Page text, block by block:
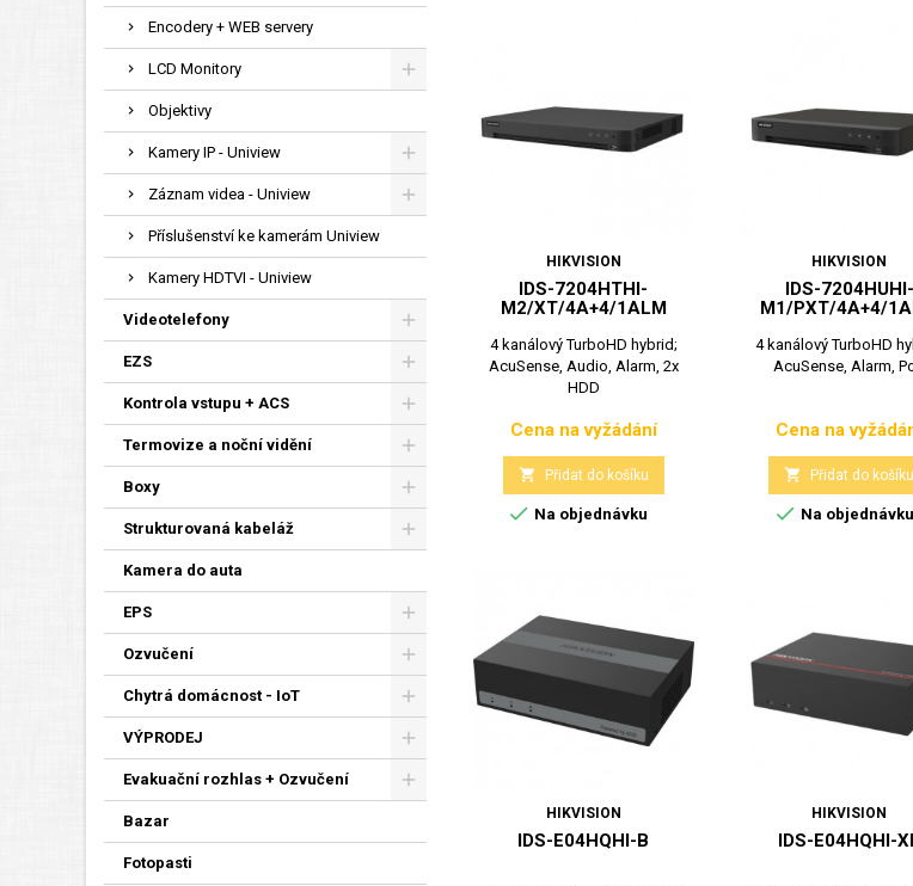
Encodery + WEB servery
LCD Monitory
Objektivy
Kamery IP - Uniview
Záznam videa - Uniview
Příslušenství ke kamerám Uniview
Kamery HDTVI - Uniview
Videotelefony
EZS
Kontrola vstupu + ACS
Termovize a noční vidění
Boxy
Strukturovaná kabeláž
Kamera do auta
EPS
Ozvučení
Chytrá domácnost - IoT
VÝPRODEJ
Evakuační rozhlas + Ozvučení
Bazar
Fotopasti
HIKVISION
IDS-7204HTHI-
M2/XT/4A+4/1ALM
4 kanálový TurboHD hybrid;
AcuSense, Audio, Alarm, 2x
HDD
Cena
Cena na vyžádání
 Přidat do košíku
 Na objednávku
HIKVISION
IDS-7204HUHI-
M1/PXT/4A+4/
4 kanálový TurboHD
AcuSense, Alarm,
Cena
Cena na
 Přidat do košíku
 Na objednávku
HIKVISION
IDS-E04HQHI-B
HIKVISION
IDS-E04HQHI-